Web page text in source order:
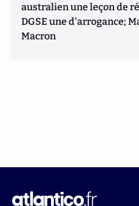
australien une leçon de
DGSE une d'arrogance;
Macron